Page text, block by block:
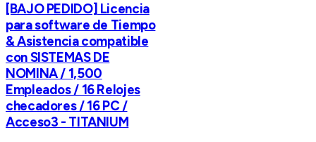
[BAJO PEDIDO] Licencia
para software de Tiempo
& Asistencia compatible
con SISTEMAS DE
NOMINA / 1,500
Empleados / 16 Relojes
checadores / 16 PC /
Acceso3 - TITANIUM